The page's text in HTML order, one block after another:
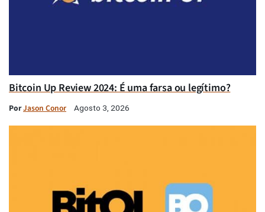
Bitcoin Up Review 2024: É uma farsa ou legítimo?
PorJason Conor Agosto 3, 2026